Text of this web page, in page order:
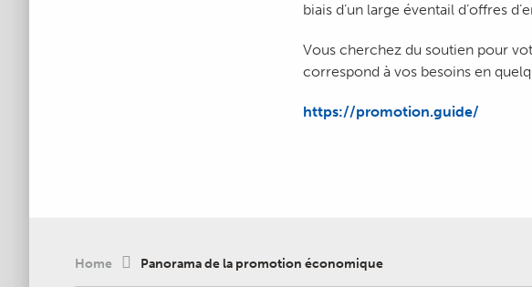
biais d’un large éventail d’offres
Vous cherchez du soutien pour
correspond à vos besoins en
https://promotion.guide/
Home Panorama de la promotion économique